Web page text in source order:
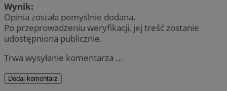
Wynik:
Opinia została pomyślnie dodana.
Po przeprowadzeniu weryfikacji, jej treść zostanie
udostępniona publicznie.
Trwa wysyłanie komentarza ...
Dodaj komentarz